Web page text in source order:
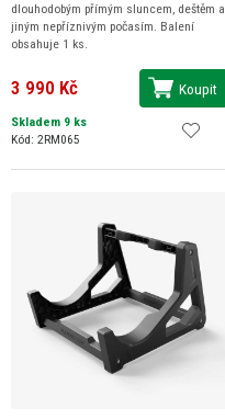
dlouhodobým přímým sluncem, deštěm a
jiným nepříznivým počasím. Balení
obsahuje 1 ks.
3 990 Kč Koupit
Skladem 9 ks
Kód: 2RM065